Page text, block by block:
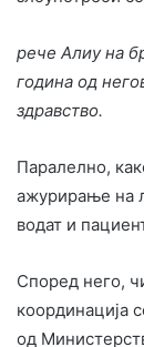
рече Алиу на
година од
здравство.
Паралелно,
ажурирање на
водат и
Според него,
координација
од